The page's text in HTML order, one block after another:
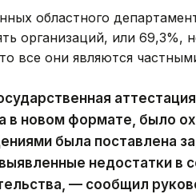
областного
организаций, или 69,3%,
все они являются
в новом формате, было
была поставлена
недостатки в
— сообщил